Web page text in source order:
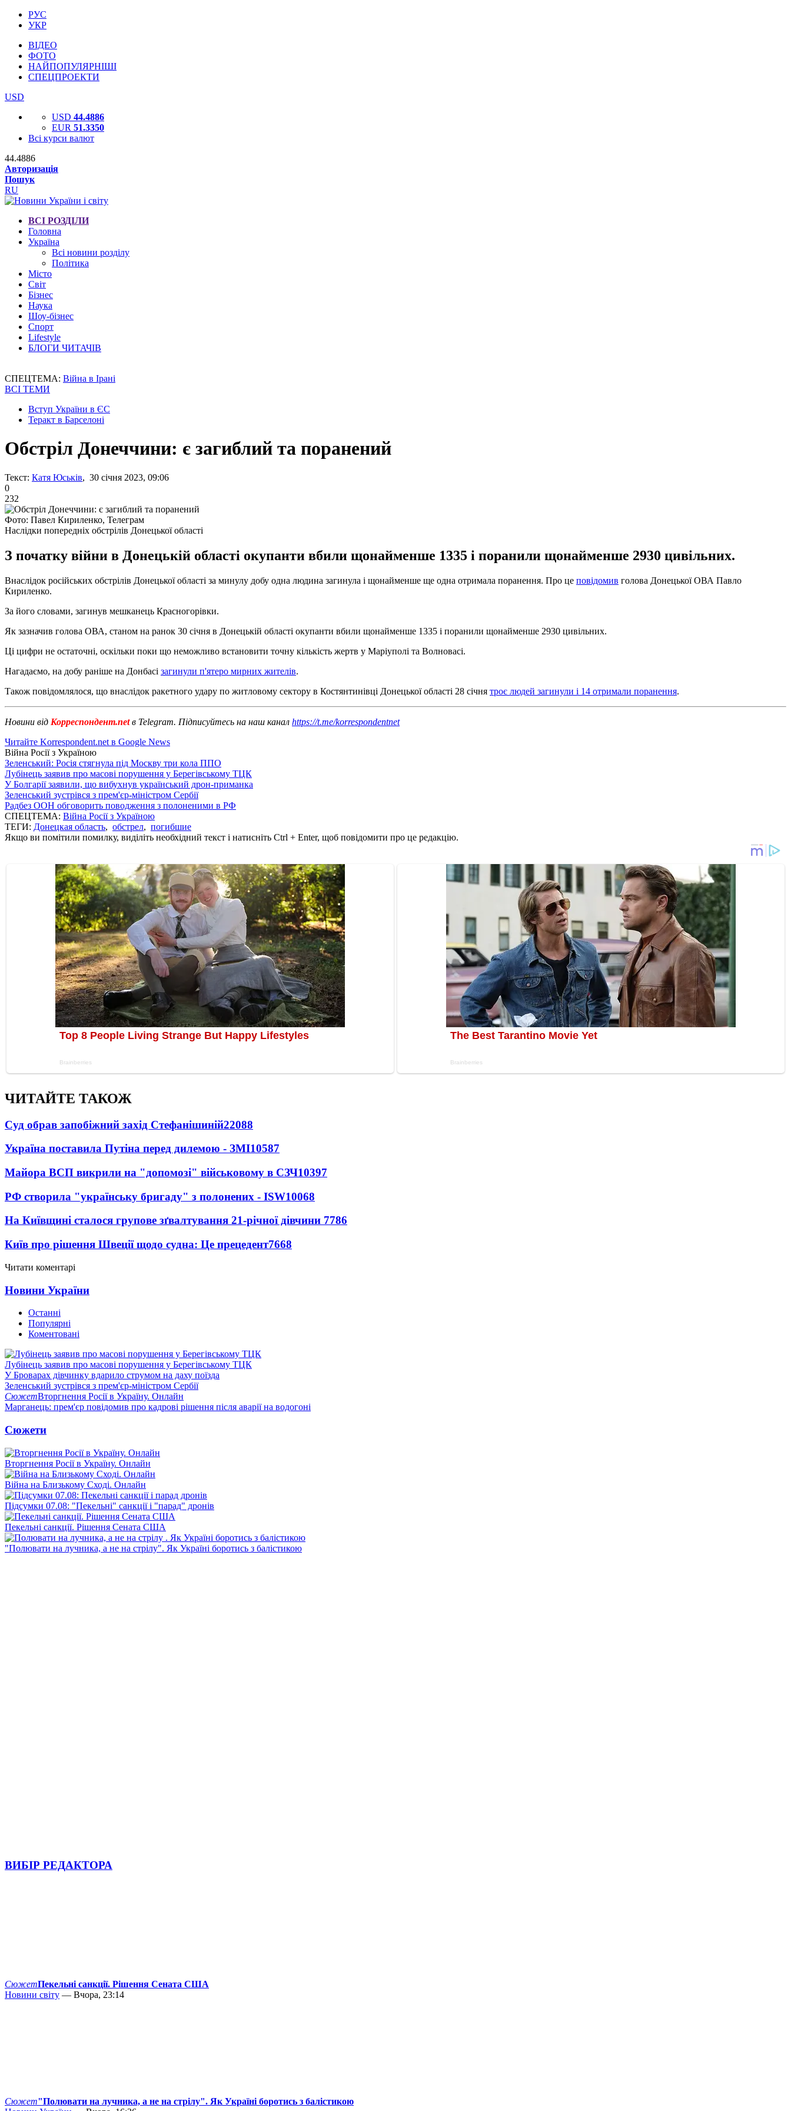
РУС
УКР
ВІДЕО
ФОТО
НАЙПОПУЛЯРНІШІ
СПЕЦПРОЕКТИ
USD
USD 44.4886
EUR 51.3350
Всі курси валют
44.4886
Авторизація
Пошук
RU
ВСІ РОЗДІЛИ
Головна
Україна
Всі новини розділу
Політика
Місто
Світ
Бізнес
Наука
Шоу-бізнес
Спорт
Lifestyle
БЛОГИ ЧИТАЧІВ
СПЕЦТЕМА: Війна в Ірані
ВСІ ТЕМИ
Вступ України в ЄС
Теракт в Барселоні
Обстріл Донеччини: є загиблий та поранений
Текст: Катя Юськів, 30 січня 2023, 09:06
0
232
Фото: Павел Кириленко, Телеграм
Наслідки попередніх обстрілів Донецької області
З початку війни в Донецькій області окупанти вбили щонайменше 1335 і поранили щонайменше 2930 цивільних.
Внаслідок російських обстрілів Донецької області за минулу добу одна людина загинула і щонайменше ще одна отримала поранення. Про це повідомив голова Донецької ОВА Павло
Кириленко.
За його словами, загинув мешканець Красногорівки.
Як зазначив голова ОВА, станом на ранок 30 січня в Донецькій області окупанти вбили щонайменше 1335 і поранили щонайменше 2930 цивільних.
Ці цифри не остаточні, оскільки поки що неможливо встановити точну кількість жертв у Маріуполі та Волновасі.
Нагадаємо, на добу раніше на Донбасі загинули п'ятеро мирних жителів.
Також повідомлялося, що внаслідок ракетного удару по житловому сектору в Костянтинівці Донецької області 28 січня троє людей загинули і 14 отримали поранення.
Новини від Корреспондент.netв Telegram. Підписуйтесь на наш канал https://t.me/korrespondentnet
Читайте Korrespondent.net в Google News
Війна Росії з Україною
Зеленський: Росія стягнула під Москву три кола ППО
Лубінець заявив про масові порушення у Берегівському ТЦК
У Болгарії заявили, що вибухнув український дрон-приманка
Зеленський зустрівся з прем'єр-міністром Сербії
Радбез ООН обговорить поводження з полоненими в РФ
СПЕЦТЕМА: Війна Росії з Україною
ТЕГИ: Донецкая область, обстрел, погибшие
Якщо ви помітили помилку, виділіть необхідний текст і натисніть Ctrl + Enter, щоб повідомити про це редакцію.
ЧИТАЙТЕ ТАКОЖ
Суд обрав запобіжний захід Стефанішиній22088
Україна поставила Путіна перед дилемою - ЗМІ10587
Майора ВСП викрили на "допомозі" військовому в СЗЧ10397
РФ створила "українську бригаду" з полонених - ISW10068
На Київщині сталося групове зґвалтування 21-річної дівчини 7786
Київ про рішення Швеції щодо судна: Це прецедент7668
Читати коментарі
Новини України
Останні
Популярні
Коментовані
Лубінець заявив про масові порушення у Берегівському ТЦК
У Броварах дівчинку вдарило струмом на даху поїзда
Зеленський зустрівся з прем'єр-міністром Сербії
СюжетВторгнення Росії в Україну. Онлайн
Марганець: прем'єр повідомив про кадрові рішення після аварії на водогоні
Сюжети
Вторгнення Росії в Україну. Онлайн
Війна на Близькому Сході. Онлайн
Підсумки 07.08: "Пекельні" санкції і "парад" дронів
Пекельні санкції. Рішення Сената США
"Полювати на лучника, а не на стрілу". Як Україні боротись з балістикою
ВИБІР РЕДАКТОРА
СюжетПекельні санкції. Рішення Сената США
Новини світу — Вчора, 23:14
Сюжет"Полювати на лучника, а не на стрілу". Як Україні боротись з балістикою